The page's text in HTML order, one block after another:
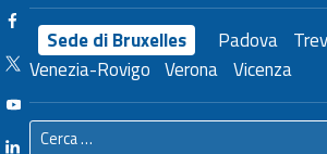
Sede di Bruxelles Padova
Venezia-Rovigo Verona Vicenza
Facebook Unioncamere Veneto
Twitter Unioncamere Veneto
Youtube Unioncamere Veneto
Linkedin Unioncamere Veneto
Ricerca per: